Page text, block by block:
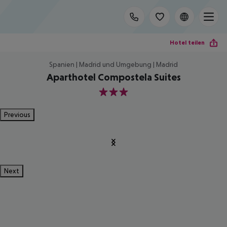
Hotel teilen
Spanien | Madrid und Umgebung | Madrid
Aparthotel Compostela Suites
3
Previous
Next